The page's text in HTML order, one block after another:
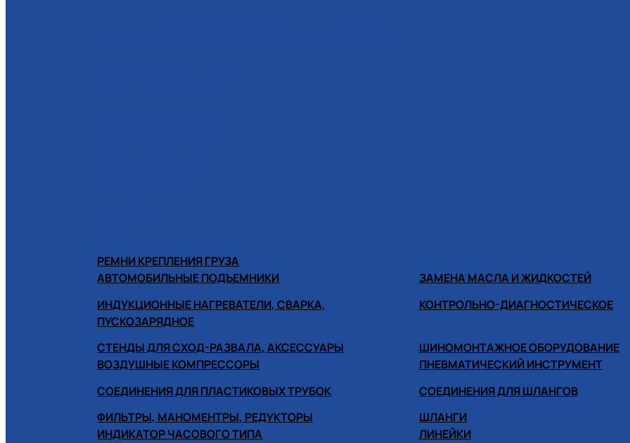
РЕМНИ КРЕПЛЕНИЯ ГРУЗА
АВТОМОБИЛЬНЫЕ ПОДЪЕМНИКИ
ЗАМЕНА МАСЛА И ЖИДКОСТЕЙ
ИНДУКЦИОННЫЕ НАГРЕВАТЕЛИ, СВАРКА,
ПУСКОЗАРЯДНОЕ
КОНТРОЛЬНО-ДИАГНОСТИЧЕСКОЕ
СТЕНДЫ ДЛЯ СХОД-РАЗВАЛА, АКСЕССУАРЫ
ШИНОМОНТАЖНОЕ ОБОРУДОВАНИЕ
ВОЗДУШНЫЕ КОМПРЕССОРЫ
ПНЕВМАТИЧЕСКИЙ ИНСТРУМЕНТ
СОЕДИНЕНИЯ ДЛЯ ПЛАСТИКОВЫХ ТРУБОК
СОЕДИНЕНИЯ ДЛЯ ШЛАНГОВ
ФИЛЬТРЫ, МАНОМЕНТРЫ, РЕДУКТОРЫ
ШЛАНГИ
ИНДИКАТОР ЧАСОВОГО ТИПА
ЛИНЕЙКИ